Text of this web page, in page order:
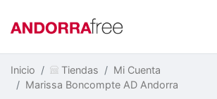
Inicio Tiendas
Mi Cuenta
Marissa Boncompte AD Andorra